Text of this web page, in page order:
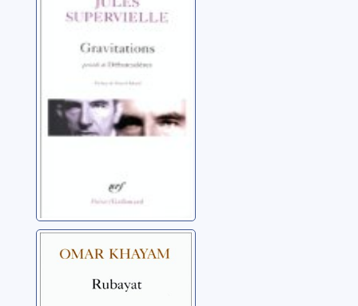
Débarcadères
Supervielle, Jules
Rubayat